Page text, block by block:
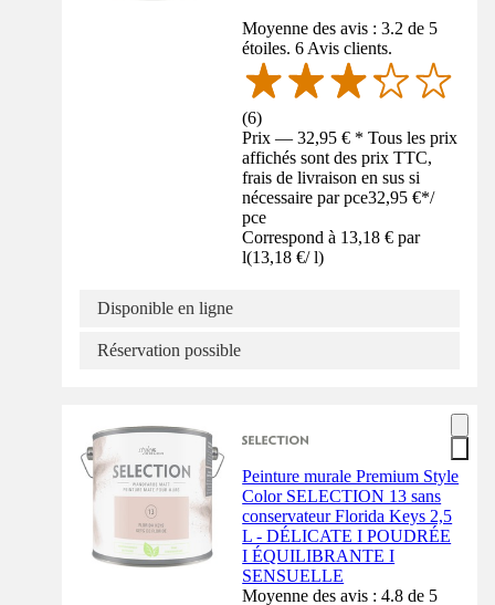
Moyenne des avis : 3.2 de 5
étoiles. 6 Avis clients.
(6)
Prix — 32,95 € * Tous les prix
affichés sont des prix TTC,
frais de livraison en sus si
nécessaire par pce32,95 €*/
pce
Correspond à 13,18 € par
l(13,18 €/ l)
Disponible en ligne
Réservation possible
Peinture murale Premium Style
Color SELECTION 13 sans
conservateur Florida Keys 2,5
L - DÉLICATE I POUDRÉE
I ÉQUILIBRANTE I
SENSUELLE
Moyenne des avis : 4.8 de 5